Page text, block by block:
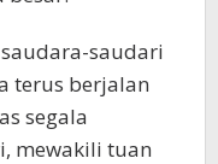
saudara-saudari
terus berjalan
segala
mewakili tuan